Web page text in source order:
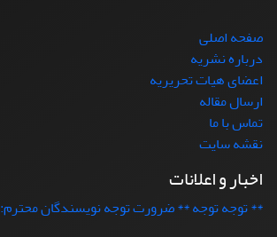
صفحه اصلی
درباره نشریه
اعضای هیات تحریریه
ارسال مقاله
تماس با ما
نقشه سایت
اخبار و اعلانات
** توجه توجه ** ضرورت توجه نویسندگان محترم: